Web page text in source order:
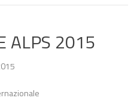
ALPS 2015